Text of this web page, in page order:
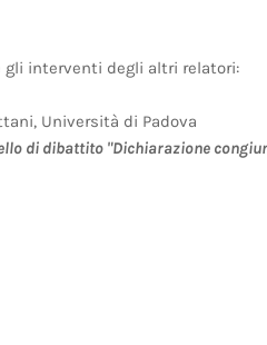
gli interventi degli altri relatori:
Università di Padova
di dibattito "Dichiarazione